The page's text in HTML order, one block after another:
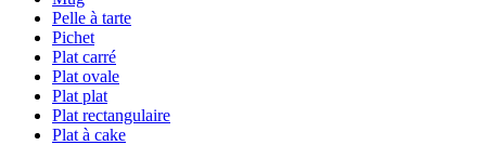
Pelle à tarte
Pichet
Plat carré
Plat ovale
Plat plat
Plat rectangulaire
Plat à cake